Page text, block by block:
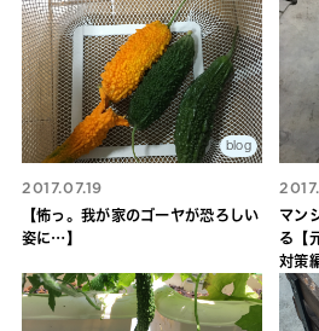
blog
2017.07.19
【怖っ。我が家のゴーヤが恐ろしい
姿に…】
マン
る【
対策